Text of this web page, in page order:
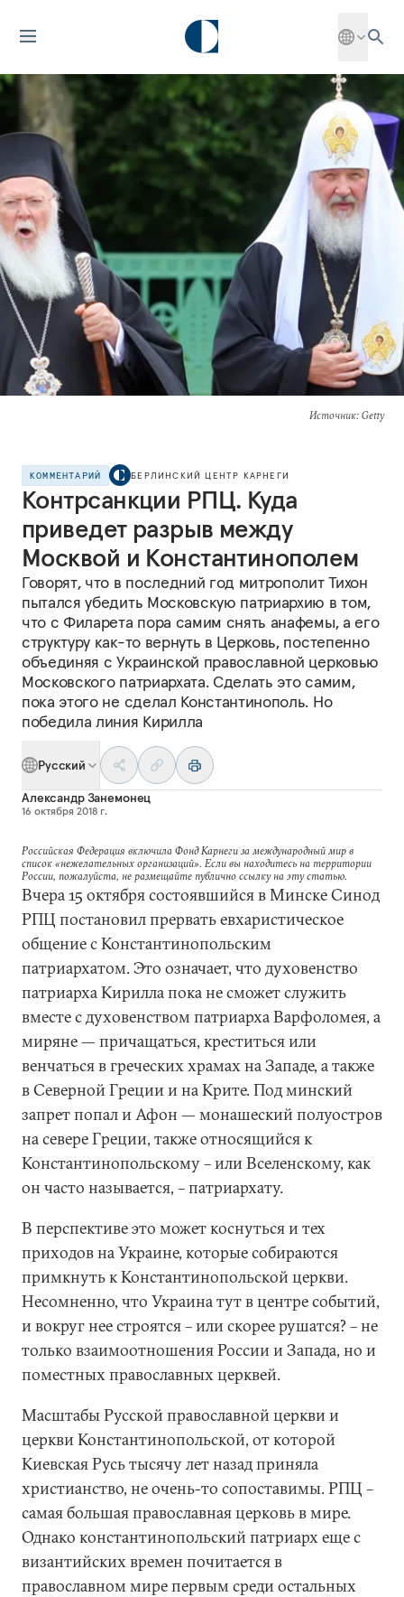
Источник: Getty
КОММЕНТАРИЙ БЕРЛИНСКИЙ ЦЕНТР КАРНЕГИ
Контрсанкции РПЦ. Куда
приведет разрыв между
Москвой и Константинополем
Говорят, что в последний год митрополит Тихон
пытался убедить Московскую патриархию в том,
что с Филарета пора самим снять анафемы, а его
структуру как-то вернуть в Церковь, постепенно
объединяя с Украинской православной церковью
Московского патриархата. Сделать это самим,
пока этого не сделал Константинополь. Но
победила линия Кирилла
Русский
Александр Занемонец
16 октября 2018 г.
Российская Федерация включила Фонд Карнеги за международный мир в
список «нежелательных организаций». Если вы находитесь на территории
России, пожалуйста, не размещайте публично ссылку на эту статью.
Вчера 15 октября состоявшийся в Минске Синод
РПЦ постановил прервать евхаристическое
общение с Константинопольским
патриархатом. Это означает, что духовенство
патриарха Кирилла пока не сможет служить
вместе с духовенством патриарха Варфоломея, а
миряне — причащаться, креститься или
венчаться в греческих храмах на Западе, а также
в Северной Греции и на Крите. Под минский
запрет попал и Афон — монашеский полуостров
на севере Греции, также относящийся к
Константинопольскому – или Вселенскому, как
он часто называется, – патриархату.
В перспективе это может коснуться и тех
приходов на Украине, которые собираются
примкнуть к Константинопольской церкви.
Несомненно, что Украина тут в центре событий,
и вокруг нее строятся – или скорее рушатся? – не
только взаимоотношения России и Запада, но и
поместных православных церквей.
Масштабы Русской православной церкви и
церкви Константинопольской, от которой
Киевская Русь тысячу лет назад приняла
христианство, не очень-то сопоставимы. РПЦ –
самая большая православная церковь в мире.
Однако константинопольский патриарх еще с
византийских времен почитается в
православном мире первым среди остальных